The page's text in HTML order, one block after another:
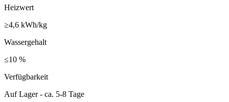
Heizwert
≥4,6 kWh/kg
Wassergehalt
≤10 %
Verfügbarkeit
Auf Lager - ca. 5-8 Tage